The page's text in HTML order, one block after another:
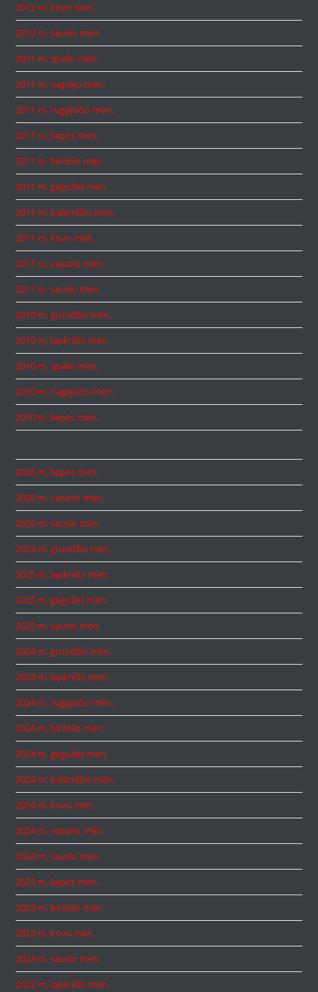
2012 m. kovo mėn.
2012 m. sausio mėn.
2011 m. spalio mėn.
2011 m. rugsėjo mėn.
2011 m. rugpjūčio mėn.
2011 m. liepos mėn.
2011 m. birželio mėn.
2011 m. gegužės mėn.
2011 m. balandžio mėn.
2011 m. kovo mėn.
2011 m. vasario mėn.
2011 m. sausio mėn.
2010 m. gruodžio mėn.
2010 m. lapkričio mėn.
2010 m. spalio mėn.
2010 m. rugpjūčio mėn.
2010 m. liepos mėn.
2026 m. liepos mėn.
2026 m. vasario mėn.
2026 m. sausio mėn.
2025 m. gruodžio mėn.
2025 m. lapkričio mėn.
2025 m. gegužės mėn.
2025 m. sausio mėn.
2024 m. gruodžio mėn.
2024 m. lapkričio mėn.
2024 m. rugpjūčio mėn.
2024 m. birželio mėn.
2024 m. gegužės mėn.
2024 m. balandžio mėn.
2024 m. kovo mėn.
2024 m. vasario mėn.
2024 m. sausio mėn.
2023 m. liepos mėn.
2023 m. birželio mėn.
2023 m. kovo mėn.
2023 m. sausio mėn.
2022 m. lapkričio mėn.